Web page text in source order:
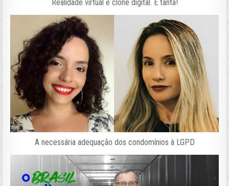
Realidade virtual e clone digital. É tanta!
A necessária adequação dos condomínios à LGPD